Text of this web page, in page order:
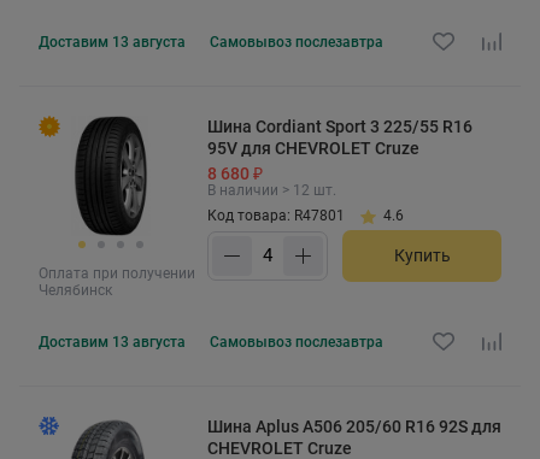
Доставим 13 августа Самовывоз послезавтра
Оплата при получении
Челябинск
Шина Cordiant Sport 3 225/55 R16
95V для CHEVROLET Cruze
8 680 ₽
В наличии > 12 шт.
Код товара: R47801
4.6
Купить
Доставим 13 августа Самовывоз послезавтра
Шина Aplus A506 205/60 R16 92S для
CHEVROLET Cruze